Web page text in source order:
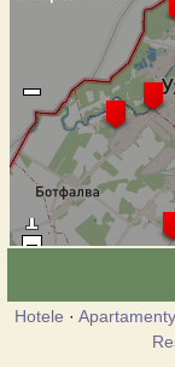
Hotele · Apartamenty